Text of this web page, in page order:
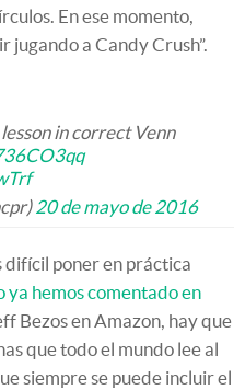
En ese momento,
jugando a Candy Crush”.
in correct Venn
20 de mayo de 2016
difícil poner en práctica
ya hemos comentado en
Bezos en Amazon, hay que
que todo el mundo lee al
siempre se puede incluir el